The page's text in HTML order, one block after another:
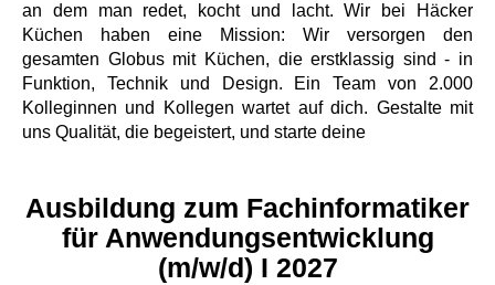
an dem man redet, kocht und lacht. Wir bei Häcker
Küchen haben eine Mission: Wir versorgen den
gesamten Globus mit Küchen, die erstklassig sind - in
Funktion, Technik und Design. Ein Team von 2.000
Kolleginnen und Kollegen wartet auf dich. Gestalte mit
uns Qualität, die begeistert, und starte deine
Ausbildung zum Fachinformatiker
für Anwendungsentwicklung
(m/w/d) I 2027